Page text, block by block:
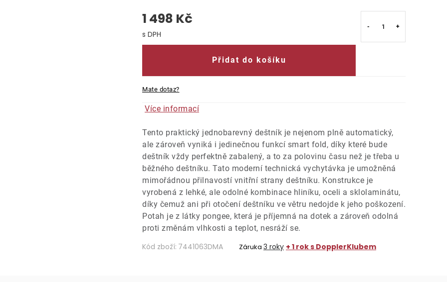
1 498 Kč
Měrná cena:
Přidat do košíku
Mate dotaz?
Více informací
Tento praktický jednobarevný deštník je nejenom plně automatický,
ale zároveň vyniká i jedinečnou funkcí smart fold, díky které bude
deštník vždy perfektně zabalený, a to za polovinu času než je třeba u
běžného deštníku. Tato moderní technická vychytávka je umožněná
mimořádnou přilnavostí vnitřní strany deštníku. Konstrukce je
vyrobená z lehké, ale odolné kombinace hliníku, oceli a sklolaminátu,
díky čemuž ani při otočení deštníku ve větru nedojde k jeho poškození.
Potah je z látky pongee, která je příjemná na dotek a zároveň odolná
proti změnám vlhkosti a teplot, nesráží se.
Kód zboží: 7441063DMA Záruka 3 roky + 1 rok s DopplerKlubem